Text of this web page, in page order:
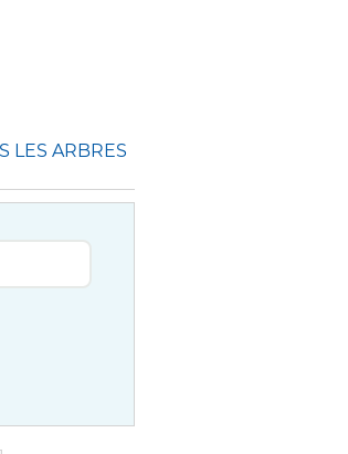
LES ARBRES